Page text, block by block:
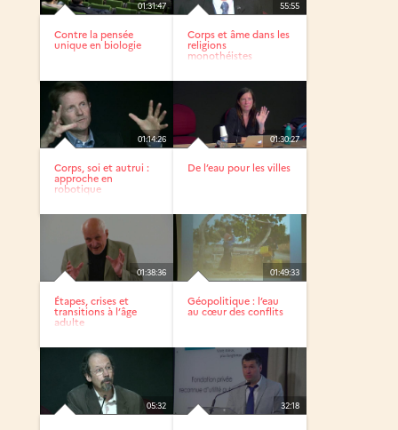
01:31:47
Contre la pensée
unique en biologie
55:55
Corps et âme dans les
religions
monothéistes
01:14:26
Corps, soi et autrui :
approche en
robotique
01:30:27
De l’eau pour les villes
01:38:36
Étapes, crises et
transitions à l’âge
adulte
01:49:33
Géopolitique : l’eau
au cœur des conflits
05:32 32:18